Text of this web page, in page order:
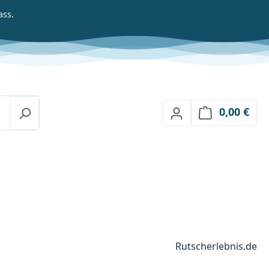
0,00 €
Rutscherlebnis.de